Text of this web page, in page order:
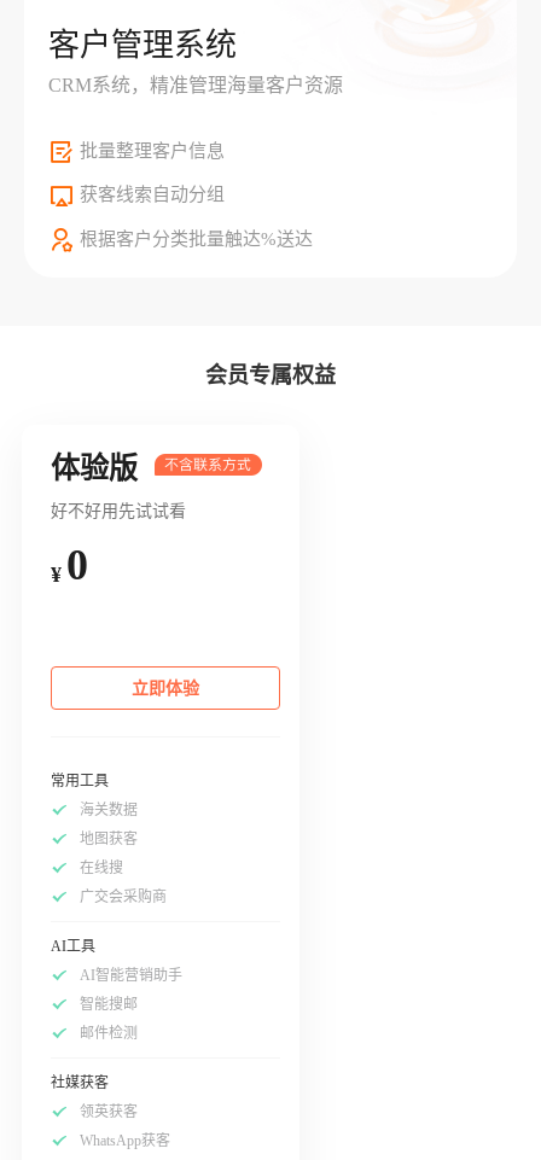
客户管理系统
CRM系统，精准管理海量客户资源
批量整理客户信息
获客线索自动分组
根据客户分类批量触达%送达
会员专属权益
体验版
好不好用先试试看
¥ 0
立即体验
常用工具
海关数据
地图获客
在线搜
广交会采购商
AI工具
AI智能营销助手
智能搜邮
邮件检测
社媒获客
领英获客
WhatsApp获客